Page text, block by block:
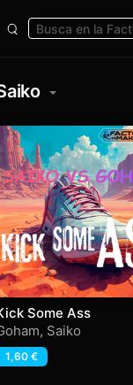
Some Ass
, Saiko
1,60 €